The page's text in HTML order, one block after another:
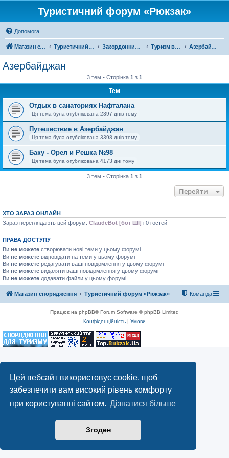
Цей вебсайт використовує cookie, щоб
забезпечити вам високий рівень комфорту
при користуванні сайтом. Дізнатися більше
Згоден
Туристичний форум «Рюкзак»
Допомога
Магазин спорядження Туристичний форум «Рюкзак» Закордонний туризм Туризм в Азії Азербайджан
Азербайджан
3 тем • Сторінка 1 з 1
Тем
Отдых в санаториях Нафталана
Ця тема була опублікована 2397 днів тому
Путешествие в Азербайджан
Ця тема була опублікована 3398 днів тому
Баку - Орел и Решка №98
Ця тема була опублікована 4173 дні тому
3 тем • Сторінка 1 з 1
Перейти
ХТО ЗАРАЗ ОНЛАЙН
Зараз переглядають цей форум: ClaudeBot [бот ШІ] і 0 гостей
ПРАВА ДОСТУПУ
Ви не можете створювати нові теми у цьому форумі
Ви не можете відповідати на теми у цьому форумі
Ви не можете редагувати ваші повідомлення у цьому форумі
Ви не можете видаляти ваші повідомлення у цьому форумі
Ви не можете додавати файли у цьому форумі
Магазин спорядження Туристичний форум «Рюкзак» Команда
Працює на phpBB® Forum Software © phpBB Limited
Конфіденційність | Умови